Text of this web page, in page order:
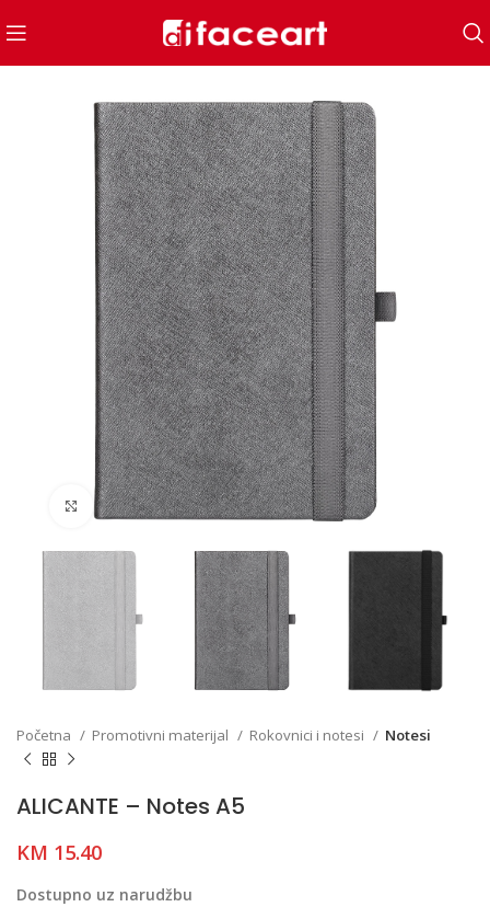
Click to enlarge
Početna Promotivni materijal Rokovnici i notesi Notesi
ALICANTE – Notes A5
KM 15.40
Dostupno uz narudžbu